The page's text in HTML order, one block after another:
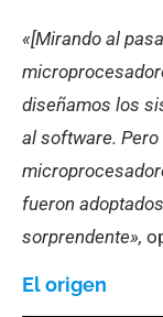
«[Mirando al
diseñamos los
al software.
fueron
sorprendente»,
El origen